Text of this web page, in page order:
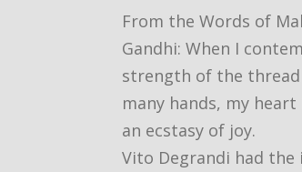
From the Words of
Gandhi: When I
strength of the
many hands, my
an ecstasy of joy.
Vito Degrandi had